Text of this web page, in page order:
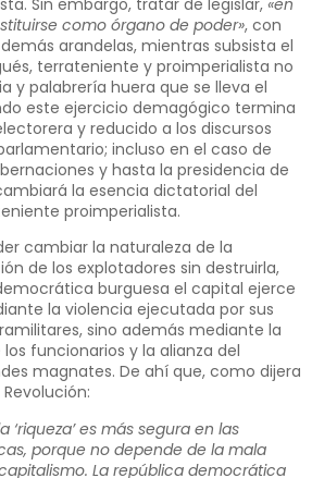
Sin embargo, tratar de legislar, «en
como órgano de poder», con
arandelas, mientras subsista el
terrateniente y proimperialista no
y palabrería huera que se lleva el
este ejercicio demagógico termina
y reducido a los discursos
incluso en el caso de
y hasta la presidencia de
la esencia dictatorial del
proimperialista.
cambiar la naturaleza de la
de los explotadores sin destruirla,
burguesa el capital ejerce
la violencia ejecutada por sus
sino además mediante la
funcionarios y la alianza del
magnates. De ahí que, como dijera
‘riqueza’ es más segura en las
porque no depende de la mala
La república democrática